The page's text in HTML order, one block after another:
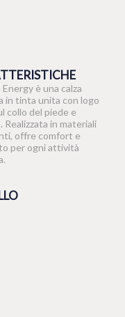
Energy è una calza
in tinta unita con logo
collo del piede e
Realizzata in materiali
offre comfort e
per ogni attività